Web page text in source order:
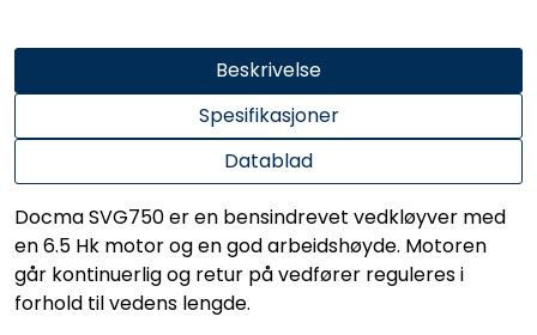
Beskrivelse
Spesifikasjoner
Datablad
Docma SVG750 er en bensindrevet vedkløyver med
en 6.5 Hk motor og en god arbeidshøyde. Motoren
går kontinuerlig og retur på vedfører reguleres i
forhold til vedens lengde.